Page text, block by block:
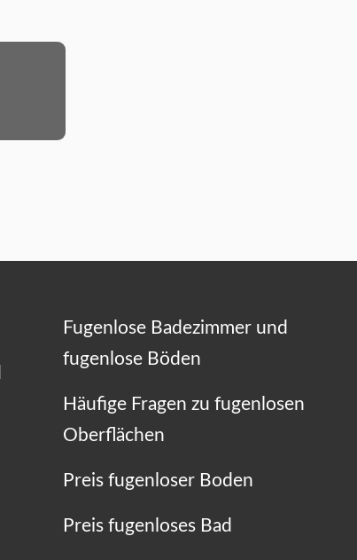
Fugenlose Badezimmer und
fugenlose Böden
Häufige Fragen zu fugenlosen
Oberflächen
Preis fugenloser Boden
Preis fugenloses Bad